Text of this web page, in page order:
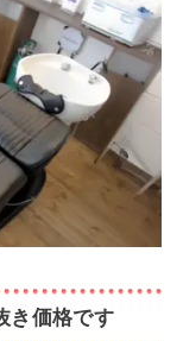
き価格です